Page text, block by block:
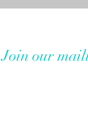
Join our